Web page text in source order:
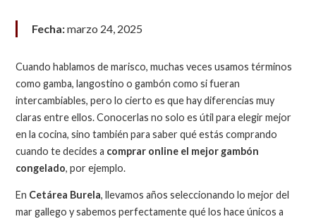
Fecha:marzo 24, 2025
Cuando hablamos de marisco, muchas veces usamos términos
como gamba, langostino o gambón como si fueran
intercambiables, pero lo cierto es que hay diferencias muy
claras entre ellos. Conocerlas no solo es útil para elegir mejor
en la cocina, sino también para saber qué estás comprando
cuando te decides a comprar online el mejor gambón
congelado, por ejemplo.
En Cetárea Burela, llevamos años seleccionando lo mejor del
mar gallego y sabemos perfectamente qué los hace únicos a